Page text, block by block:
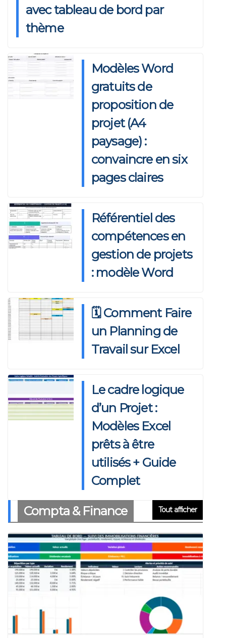
avec tableau de bord par
thème
Modèles Word
gratuits de
proposition de
projet (A4
paysage) :
convaincre en six
pages claires
Référentiel des
compétences en
gestion de projets
: modèle Word
🗓️ Comment Faire
un Planning de
Travail sur Excel
Le cadre logique
d’un Projet :
Modèles Excel
prêts à être
utilisés + Guide
Complet
Compta & Finance Tout afficher